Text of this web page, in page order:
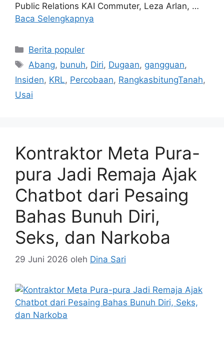
Public Relations KAI Commuter, Leza Arlan, …
Baca Selengkapnya
Kategori
Berita populer
Tag
Abang, bunuh, Diri, Dugaan, gangguan,
Insiden, KRL, Percobaan, RangkasbitungTanah,
Usai
Kontraktor Meta Pura-
pura Jadi Remaja Ajak
Chatbot dari Pesaing
Bahas Bunuh Diri,
Seks, dan Narkoba
29 Juni 2026 oleh Dina Sari